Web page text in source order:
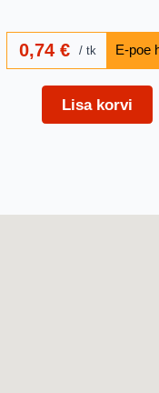
0,74€ tk
Lisa korvi